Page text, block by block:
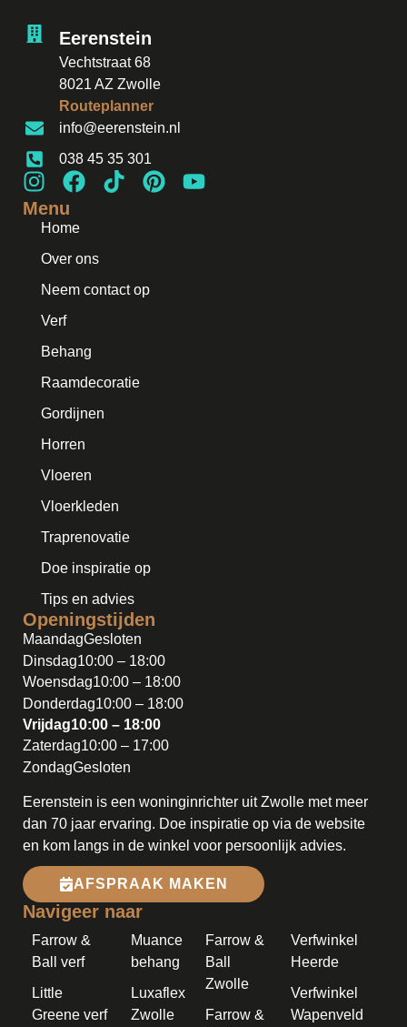
Eerenstein
Vechtstraat 68
8021 AZ Zwolle
Routeplanner
info@eerenstein.nl
038 45 35 301
Menu
Home
Over ons
Neem contact op
Verf
Behang
Raamdecoratie
Gordijnen
Horren
Vloeren
Vloerkleden
Traprenovatie
Doe inspiratie op
Tips en advies
Openingstijden
MaandagGesloten
Dinsdag10:00 – 18:00
Woensdag10:00 – 18:00
Donderdag10:00 – 18:00
Vrijdag10:00 – 18:00
Zaterdag10:00 – 17:00
ZondagGesloten
Eerenstein is een woninginrichter uit Zwolle met meer
dan 70 jaar ervaring. Doe inspiratie op via de website
en kom langs in de winkel voor persoonlijk advies.
AFSPRAAK MAKEN
Navigeer naar
Farrow &
Ball verf
Little
Greene verf
Muance
behang
Luxaflex
Zwolle
Farrow &
Ball
Zwolle
Farrow &
Verfwinkel
Heerde
Verfwinkel
Wapenveld